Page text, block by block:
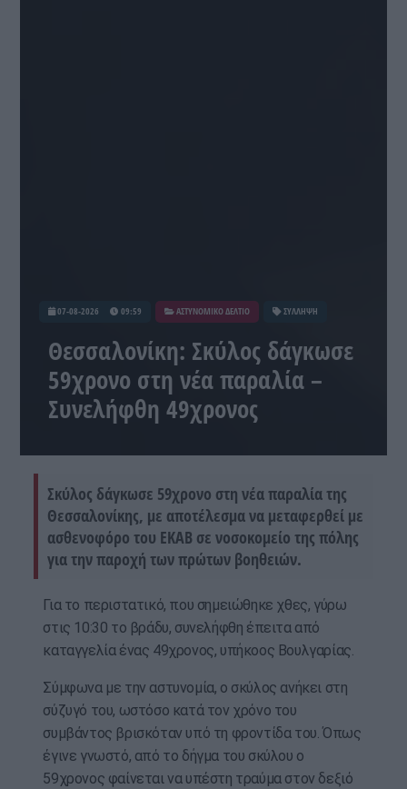
07-08-2026 09:59 ΑΣΤΥΝΟΜΙΚΟ ΔΕΛΤΙΟ ΣΥΛΛΗΨΗ
Θεσσαλονίκη: Σκύλος δάγκωσε
59χρονο στη νέα παραλία –
Συνελήφθη 49χρονος
Σκύλος δάγκωσε 59χρονο στη νέα παραλία της
Θεσσαλονίκης, με αποτέλεσμα να μεταφερθεί με
ασθενοφόρο του ΕΚΑΒ σε νοσοκομείο της πόλης
για την παροχή των πρώτων βοηθειών.
Για το περιστατικό, που σημειώθηκε χθες, γύρω
στις 10:30 το βράδυ, συνελήφθη έπειτα από
καταγγελία ένας 49χρονος, υπήκοος Βουλγαρίας.
Σύμφωνα με την αστυνομία, ο σκύλος ανήκει στη
σύζυγό του, ωστόσο κατά τον χρόνο του
συμβάντος βρισκόταν υπό τη φροντίδα του. Όπως
έγινε γνωστό, από το δήγμα του σκύλου ο
59χρονος φαίνεται να υπέστη τραύμα στον δεξιό